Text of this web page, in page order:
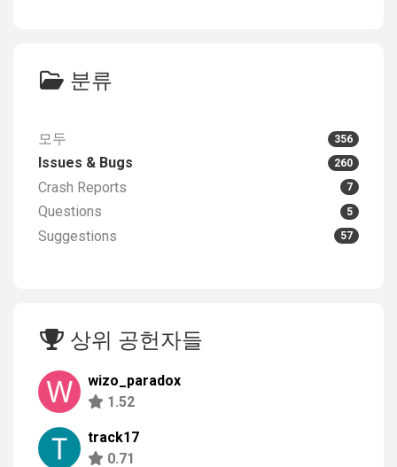
분류
모두 356
Issues & Bugs 260
Crash Reports 7
Questions 5
Suggestions 57
상위 공헌자들
wizo_paradox
1.52
track17
0.71